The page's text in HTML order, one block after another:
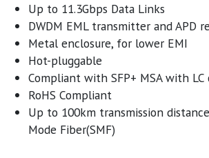
Up to 11.3Gbps Data Links
DWDM EML transmitter and APD
Metal enclosure, for lower EMI
Hot-pluggable
Compliant with SFP+ MSA with
RoHS Compliant
Up to 100km transmission
Mode Fiber(SMF)